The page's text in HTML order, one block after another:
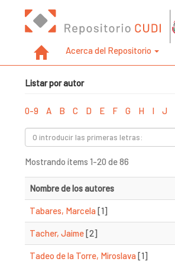
Acerca del Repositorio
Listar por autor
0-9 A B C D E F G H I J
Mostrando ítems 1-20 de 86
Nombre de los autores
Tabares, Marcela[1]
Tacher, Jaime[2]
Tadeo de la Torre, Miroslava[1]